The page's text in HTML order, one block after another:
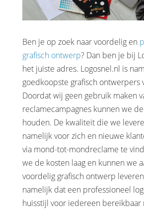
Ben je op zoek naar voordelig en
grafisch ontwerp? Dan ben je bij
het juiste adres. Logosnel.nl is
goedkoopste grafisch ontwerpers
Doordat wij geen gebruik maken
reclamecampagnes kunnen we
houden. De kwaliteit die we
namelijk voor zich en nieuwe
via mond-tot-mondreclame te
we de kosten laag en kunnen we
voordelig grafisch ontwerp
namelijk dat een professioneel
huisstijl voor iedereen bereikbaar